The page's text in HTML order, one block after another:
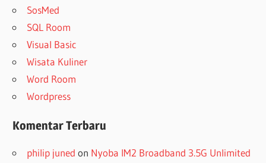
SosMed
SQL Room
Visual Basic
Wisata Kuliner
Word Room
Wordpress
Komentar Terbaru
philip juned on Nyoba IM2 Broadband 3.5G Unlimited